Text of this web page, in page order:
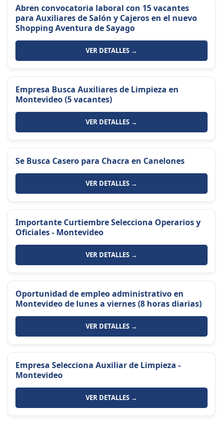
Abren convocatoria laboral con 15 vacantes
para Auxiliares de Salón y Cajeros en el nuevo
Shopping Aventura de Sayago
VER DETALLES →
Empresa Busca Auxiliares de Limpieza en
Montevideo (5 vacantes)
VER DETALLES →
Se Busca Casero para Chacra en Canelones
VER DETALLES →
Importante Curtiembre Selecciona Operarios y
Oficiales - Montevideo
VER DETALLES →
Oportunidad de empleo administrativo en
Montevideo de lunes a viernes (8 horas diarias)
VER DETALLES →
Empresa Selecciona Auxiliar de Limpieza -
Montevideo
VER DETALLES →